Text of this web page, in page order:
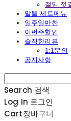
절임 젓
알뜰 세트메뉴
일주일반찬
이번주할인
솔직한리뷰
1:1문의
공지사항
Search 검색
Log In 로그인
Cart장바구니